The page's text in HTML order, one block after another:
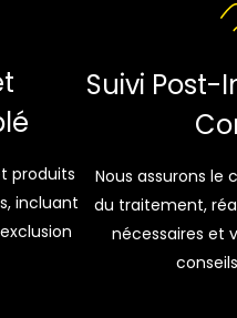
produits
incluant
Suivi
Nous assurons le
du traitement,
nécessaires et